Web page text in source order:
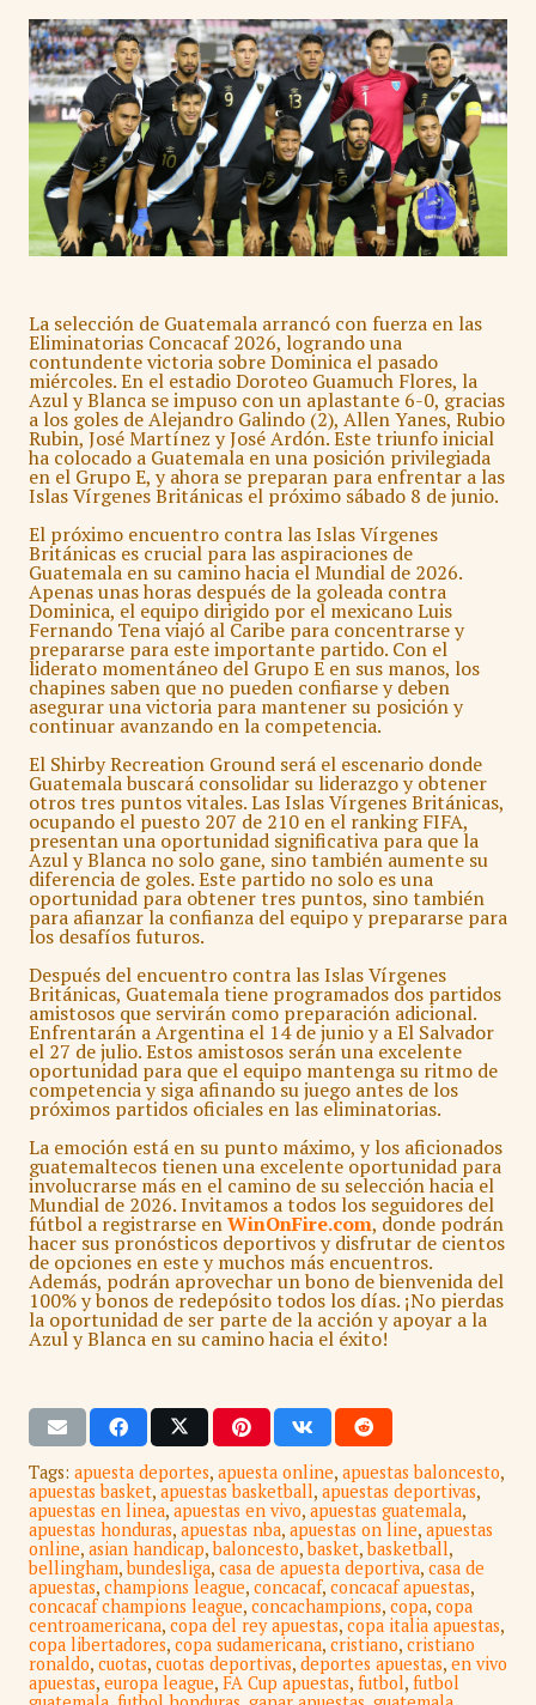
La selección de Guatemala arrancó con fuerza en las
Eliminatorias Concacaf 2026, logrando una
contundente victoria sobre Dominica el pasado
miércoles. En el estadio Doroteo Guamuch Flores, la
Azul y Blanca se impuso con un aplastante 6-0, gracias
a los goles de Alejandro Galindo (2), Allen Yanes, Rubio
Rubin, José Martínez y José Ardón. Este triunfo inicial
ha colocado a Guatemala en una posición privilegiada
en el Grupo E, y ahora se preparan para enfrentar a las
Islas Vírgenes Británicas el próximo sábado 8 de junio.
El próximo encuentro contra las Islas Vírgenes
Británicas es crucial para las aspiraciones de
Guatemala en su camino hacia el Mundial de 2026.
Apenas unas horas después de la goleada contra
Dominica, el equipo dirigido por el mexicano Luis
Fernando Tena viajó al Caribe para concentrarse y
prepararse para este importante partido. Con el
liderato momentáneo del Grupo E en sus manos, los
chapines saben que no pueden confiarse y deben
asegurar una victoria para mantener su posición y
continuar avanzando en la competencia.
El Shirby Recreation Ground será el escenario donde
Guatemala buscará consolidar su liderazgo y obtener
otros tres puntos vitales. Las Islas Vírgenes Británicas,
ocupando el puesto 207 de 210 en el ranking FIFA,
presentan una oportunidad significativa para que la
Azul y Blanca no solo gane, sino también aumente su
diferencia de goles. Este partido no solo es una
oportunidad para obtener tres puntos, sino también
para afianzar la confianza del equipo y prepararse para
los desafíos futuros.
Después del encuentro contra las Islas Vírgenes
Británicas, Guatemala tiene programados dos partidos
amistosos que servirán como preparación adicional.
Enfrentarán a Argentina el 14 de junio y a El Salvador
el 27 de julio. Estos amistosos serán una excelente
oportunidad para que el equipo mantenga su ritmo de
competencia y siga afinando su juego antes de los
próximos partidos oficiales en las eliminatorias.
La emoción está en su punto máximo, y los aficionados
guatemaltecos tienen una excelente oportunidad para
involucrarse más en el camino de su selección hacia el
Mundial de 2026. Invitamos a todos los seguidores del
fútbol a registrarse enWinOnFire.com, donde podrán
hacer sus pronósticos deportivos y disfrutar de cientos
de opciones en este y muchos más encuentros.
Además, podrán aprovechar un bono de bienvenida del
100% y bonos de redepósito todos los días. ¡No pierdas
la oportunidad de ser parte de la acción y apoyar a la
Azul y Blanca en su camino hacia el éxito!
Tags: apuesta deportes, apuesta online, apuestas baloncesto,
apuestas basket, apuestas basketball, apuestas deportivas,
apuestas en linea, apuestas en vivo, apuestas guatemala,
apuestas honduras, apuestas nba, apuestas on line, apuestas
online, asian handicap,baloncesto,basket,basketball,
bellingham,bundesliga, casa de apuesta deportiva, casa de
apuestas, champions league, concacaf, concacaf apuestas,
concacaf champions league, concachampions, copa, copa
centroamericana, copa del rey apuestas, copa italia apuestas,
copa libertadores, copa sudamericana, cristiano, cristiano
ronaldo, cuotas, cuotas deportivas, deportes apuestas, en vivo
apuestas, europa league, FA Cup apuestas, futbol, futbol